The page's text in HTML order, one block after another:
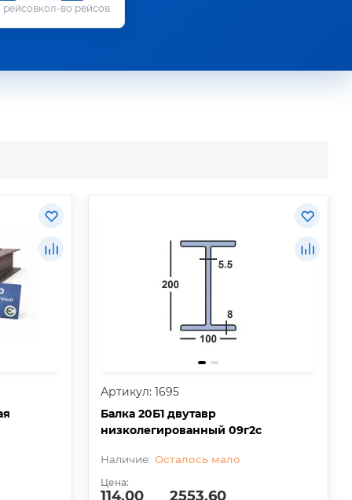
кол-во рейсов
Артикул: 1695
Балка 20Б1 двутавр
низколегированный 09г2с
Осталось мало
Цена:
114.00 2553.60